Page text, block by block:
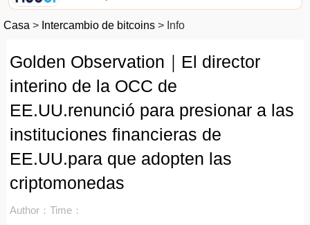
Casa > Intercambio de bitcoins > Info
Golden Observation｜El director
interino de la OCC de
EE.UU.renunció para presionar a las
instituciones financieras de
EE.UU.para que adopten las
criptomonedas
Author： Time：